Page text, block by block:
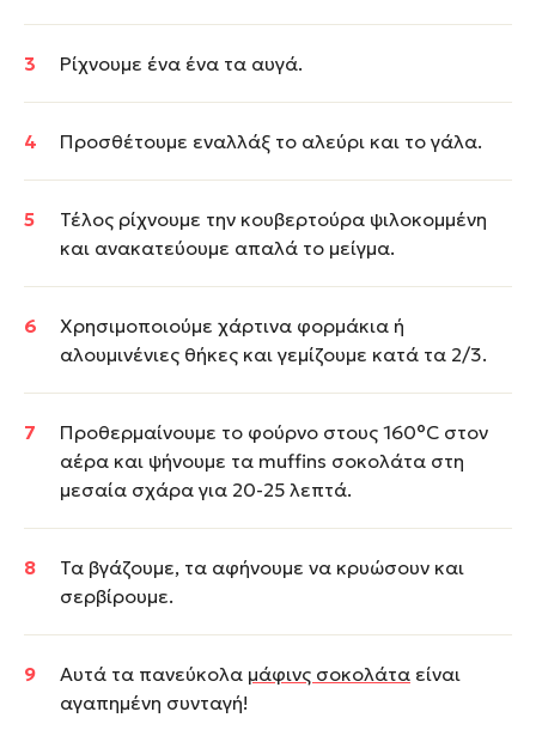
Ρίχνουμε ένα ένα τα αυγά.
Προσθέτουμε εναλλάξ το αλεύρι και το γάλα.
Τέλος ρίχνουμε την κουβερτούρα ψιλοκομμένη
και ανακατεύουμε απαλά το μείγμα.
Χρησιμοποιούμε χάρτινα φορμάκια ή
αλουμινένιες θήκες και γεμίζουμε κατά τα 2/3.
Προθερμαίνουμε το φούρνο στους 160°C στον
αέρα και ψήνουμε τα muffins σοκολάτα στη
μεσαία σχάρα για 20-25 λεπτά.
Τα βγάζουμε, τα αφήνουμε να κρυώσουν και
σερβίρουμε.
Αυτά τα πανεύκολα μάφινς σοκολάτα είναι
αγαπημένη συνταγή!